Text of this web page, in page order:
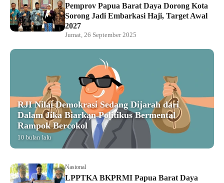
Pemprov Papua Barat Daya Dorong Kota
Sorong Jadi Embarkasi Haji, Target Awal
2027
Jumat, 26 September 2025
RJI Nilai Demokrasi Sedang Dijarah dari
Dalam Jika Biarkan Politikus Bermental
Rampok Bercokol
10 bulan lalu
Nasional
LPPTKA BKPRMI Papua Barat Daya